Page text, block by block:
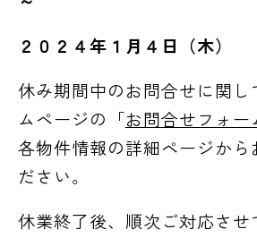
２０２４年１月４日（木）
休み期間中のお問合せに関し
ムページの「お問合せフォー
各物件情報の詳細ページから
ださい。
休業終了後、順次ご対応させ